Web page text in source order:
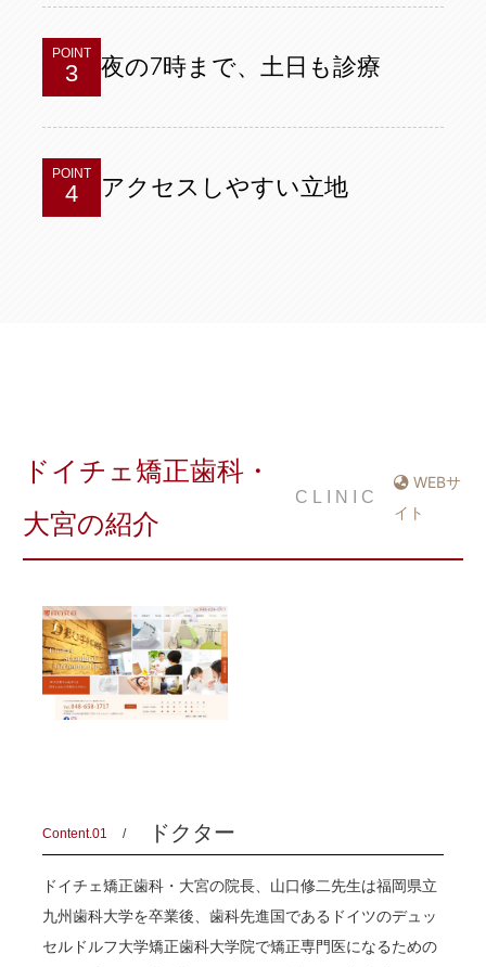
POINT
3 夜の7時まで、土日も診療
POINT
4 アクセスしやすい立地
ドイチェ矯正歯科・
大宮の紹介
CLINIC
WEBサ
イト
Content.01 ドクター
ドイチェ矯正歯科・大宮の院長、山口修二先生は福岡県立
九州歯科大学を卒業後、歯科先進国であるドイツのデュッ
セルドルフ大学矯正歯科大学院で矯正専門医になるための